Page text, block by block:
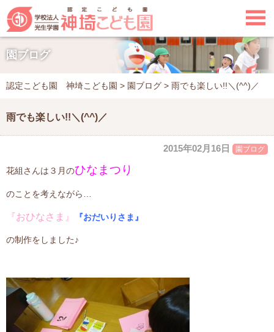

園ブログ
認定こども園 神埼こども園 > 園ブログ > 雨でも楽しい!!＼(^^)／
雨でも楽しい!!＼(^^)／
2015年02月16日 園ブログ
花組さんは３月のひなまつり
のことを考えながら…
『おひなさま』 『おだいりさま』
の制作をしました♪